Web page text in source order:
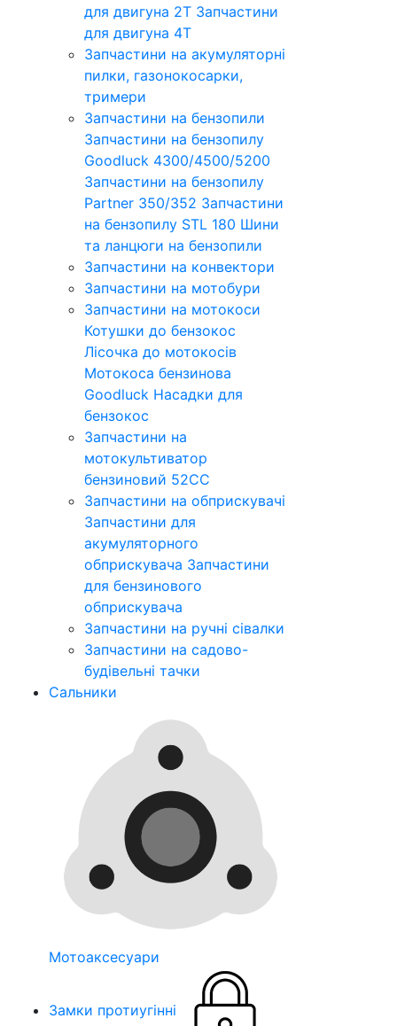
для двигуна 2Т Запчастини
для двигуна 4Т
Запчастини на акумуляторні
пилки, газонокосарки,
тримери
Запчастини на бензопили
Запчастини на бензопилу
Goodluck 4300/4500/5200
Запчастини на бензопилу
Partner 350/352 Запчастини
на бензопилу STL 180 Шини
та ланцюги на бензопили
Запчастини на конвектори
Запчастини на мотобури
Запчастини на мотокоси
Котушки до бензокос
Лісочка до мотокосів
Мотокоса бензинова
Goodluck Насадки для
бензокос
Запчастини на
мотокультиватор
бензиновий 52СС
Запчастини на обприскувачі
Запчастини для
акумуляторного
обприскувача Запчастини
для бензинового
обприскувача
Запчастини на ручні сівалки
Запчастини на садово-
будівельні тачки
Сальники
Мотоаксесуари
Замки протиугінні